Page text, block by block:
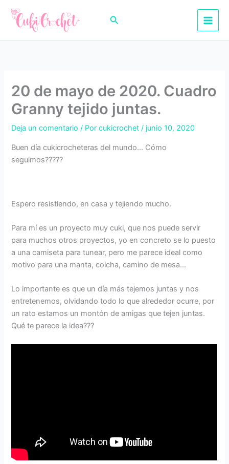
contenido
Buscar
20 de mayo de 2020. Cuadro
Granny tejido juntas.
Deja un comentario / Porcukicrochet/ junio 10, 2020
Buen día cukicrocheteras del mundo… Cómo
seguimos?????
Espero resistiendo, en casa y tejiendo mucho.
Para mí es un proyecto muy cuki, que nos puede servir
para muchos otros proyectos, yo en concreto se lo puesto
a una camiseta para tunear, pero me parece ideal como
motivo para una manta, colcha, camino de mesa…
Lo importante es que un día más tejemos juntas y nos
entretenemos, olvidando todo lo que alrededor ocurre, por
un rato estamos un montón de amigas que tejen juntas.
Qué te parece la idea???